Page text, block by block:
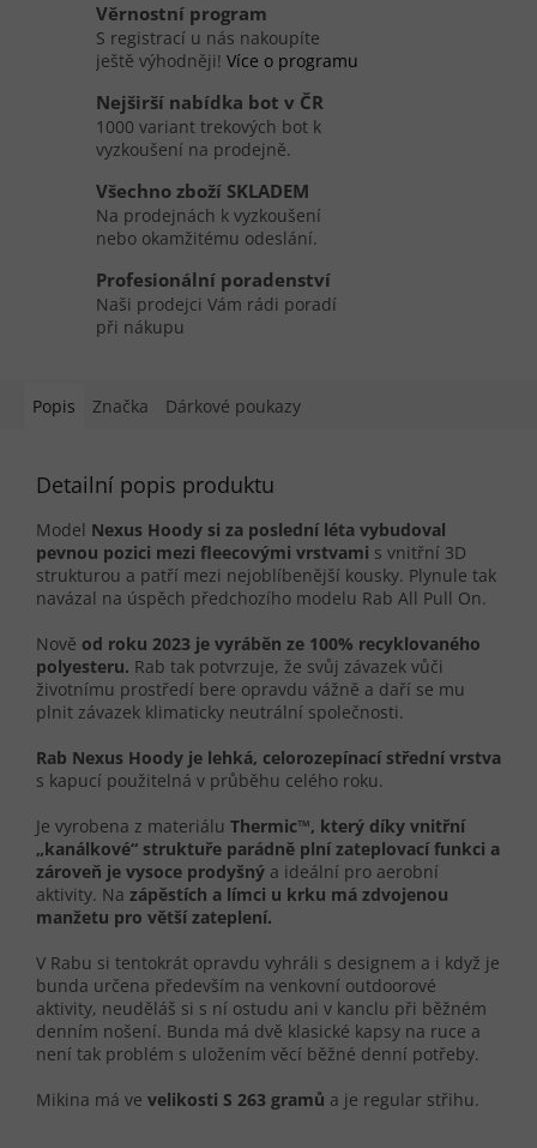
Věrnostní program
S registrací u nás nakoupíte
ještě výhodněji! Více o programu
Nejširší nabídka bot v ČR
1000 variant trekových bot k
vyzkoušení na prodejně.
Všechno zboží SKLADEM
Na prodejnách k vyzkoušení
nebo okamžitému odeslání.
Profesionální poradenství
Naši prodejci Vám rádi poradí
při nákupu
Popis Značka Dárkové poukazy
Detailní popis produktu
Model Nexus Hoody si za poslední léta vybudoval
pevnou pozici mezi fleecovými vrstvami s vnitřní 3D
strukturou a patří mezi nejoblíbenější kousky. Plynule tak
navázal na úspěch předchozího modelu Rab All Pull On.
Nově od roku 2023 je vyráběn ze 100% recyklovaného
polyesteru. Rab tak potvrzuje, že svůj závazek vůči
životnímu prostředí bere opravdu vážně a daří se mu
plnit závazek klimaticky neutrální společnosti.
Rab Nexus Hoody je lehká, celorozepínací střední vrstva
s kapucí použitelná v průběhu celého roku.
Je vyrobena z materiálu Thermic™, který díky vnitřní
„kanálkové“ struktuře parádně plní zateplovací funkci a
zároveň je vysoce prodyšný a ideální pro aerobní
aktivity. Na zápěstích a límci u krku má zdvojenou
manžetu pro větší zateplení.
V Rabu si tentokrát opravdu vyhráli s designem a i když je
bunda určena především na venkovní outdoorové
aktivity, neuděláš si s ní ostudu ani v kanclu při běžném
denním nošení. Bunda má dvě klasické kapsy na ruce a
není tak problém s uložením věcí běžné denní potřeby.
Mikina má ve velikosti S 263 gramů a je regular střihu.